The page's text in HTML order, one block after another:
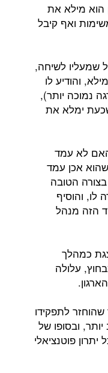
מילא את
ואף קיבל
שמעליו לשיחה,
והודיע לו
נמוכה יותר),
ימלא את
לא עמד
אכן עמד
הטובה
והוסיף
הזה מנהל
כמהלך
עלולה
לתפקידו
ובסופו של
פוטנציאלי